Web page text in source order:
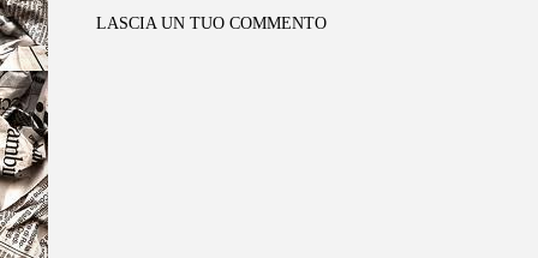
LASCIA UN TUO COMMENTO